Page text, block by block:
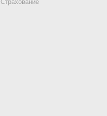
Страхование